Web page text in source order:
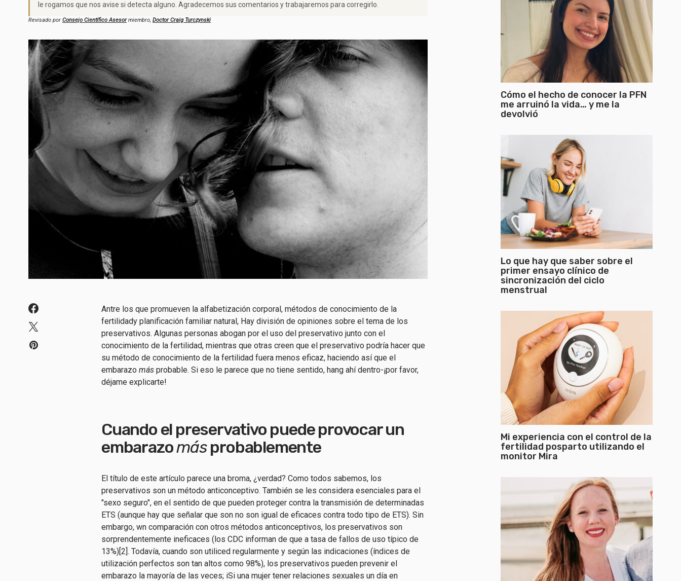
le rogamos que nos avise si detecta alguno. Agradecemos sus comentarios y trabajaremos para corregirlo.
Revisado por Consejo Científico Asesormiembro, Doctor Craig Turczynski
Antre los que promueven la alfabetización corporal, métodos de conocimiento de la
fertilidady planificación familiar natural, Hay división de opiniones sobre el tema de los
preservativos. Algunas personas abogan por el uso del preservativo junto con el
conocimiento de la fertilidad, mientras que otras creen que el preservativo podría hacer que
su método de conocimiento de la fertilidad fuera menos eficaz, haciendo así que el
embarazo más probable. Si eso le parece que no tiene sentido, hang ahí dentro-¡por favor,
déjame explicarte!
Cuando el preservativo puede provocar un
embarazomásprobablemente
El título de este artículo parece una broma, ¿verdad? Como todos sabemos, los
preservativos son un método anticonceptivo. También se les considera esenciales para el
"sexo seguro", en el sentido de que pueden proteger contra la transmisión de determinadas
ETS (aunque hay que señalar que son no son igual de eficaces contra todo tipo de ETS). Sin
embargo, wn comparación con otros métodos anticonceptivos, los preservativos son
sorprendentemente ineficaces (los CDC informan de que a tasa de fallos de uso típico de
13%)[2]. Todavía, cuando son utiliced regularmente y según las indicaciones (índices de
utilización perfectos son tan altos como 98%), los preservativos pueden prevenir el
embarazo la mayoría de las veces; iSi una mujer tener relaciones sexuales un día en
Cómo el hecho de conocer la PFN
me arruinó la vida… y me la
devolvió
Lo que hay que saber sobre el
primer ensayo clínico de
sincronización del ciclo
menstrual
Mi experiencia con el control de la
fertilidad posparto utilizando el
monitor Mira